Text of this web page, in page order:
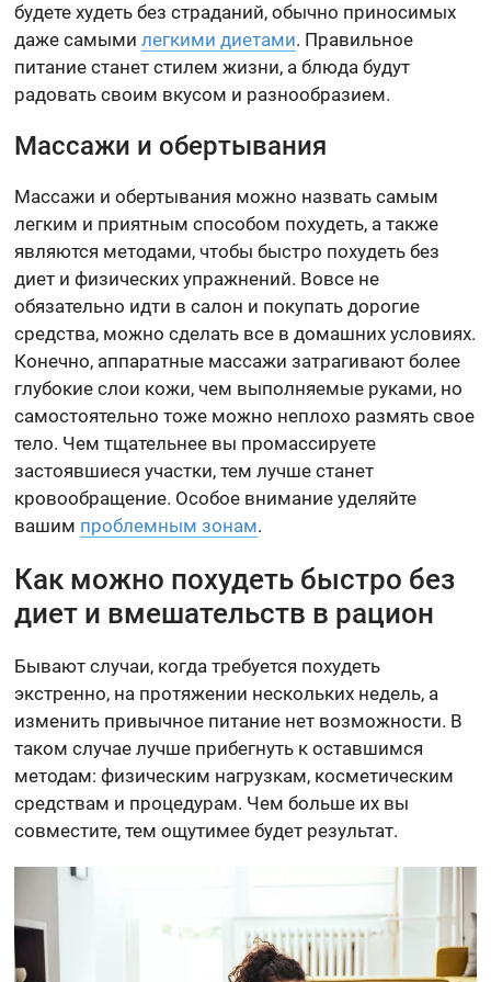
будете худеть без страданий, обычно приносимых
даже самымилегкими диетами. Правильное
питание станет стилем жизни, а блюда будут
радовать своим вкусом и разнообразием.
Массажи и обертывания
Массажи и обертывания можно назвать самым
легким и приятным способом похудеть, а также
являются методами, чтобы быстро похудеть без
диет и физических упражнений. Вовсе не
обязательно идти в салон и покупать дорогие
средства, можно сделать все в домашних условиях.
Конечно, аппаратные массажи затрагивают более
глубокие слои кожи, чем выполняемые руками, но
самостоятельно тоже можно неплохо размять свое
тело. Чем тщательнее вы промассируете
застоявшиеся участки, тем лучше станет
кровообращение. Особое внимание уделяйте
вашим проблемным зонам.
Как можно похудеть быстро без
диет и вмешательств в рацион
Бывают случаи, когда требуется похудеть
экстренно, на протяжении нескольких недель, а
изменить привычное питание нет возможности. В
таком случае лучше прибегнуть к оставшимся
методам: физическим нагрузкам, косметическим
средствам и процедурам. Чем больше их вы
совместите, тем ощутимее будет результат.